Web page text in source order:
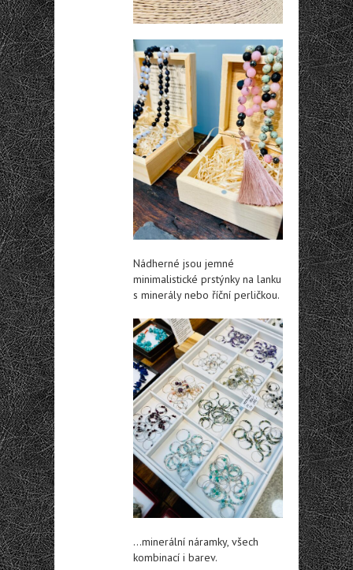
Nádherné jsou jemné
minimalistické prstýnky na lanku
s minerály nebo říční perličkou.
…minerální náramky, všech
kombinací i barev.